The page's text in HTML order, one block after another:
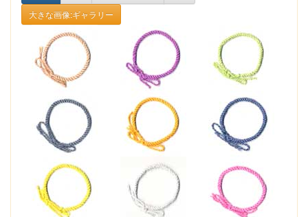
大きな画像:ギャラリー